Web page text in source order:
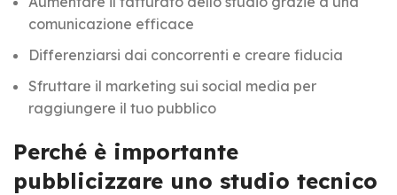
comunicazione efficace
Differenziarsi dai concorrenti e creare fiducia
Sfruttare il marketing sui social media per
raggiungere il tuo pubblico
Perché è importante
pubblicizzare uno studio tecnico